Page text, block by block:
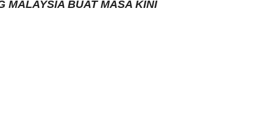
MALAYSIA BUAT MASA KINI